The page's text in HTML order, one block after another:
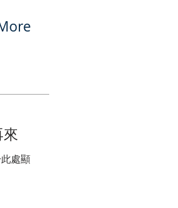
處顯